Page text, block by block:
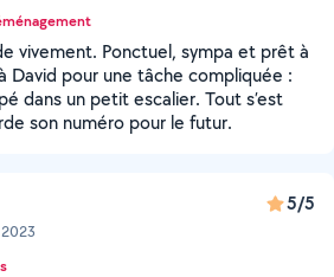
vivement. Ponctuel, sympa et prêt à
David pour une tâche compliquée :
dans un petit escalier. Tout s’est
son numéro pour le futur.
5/5